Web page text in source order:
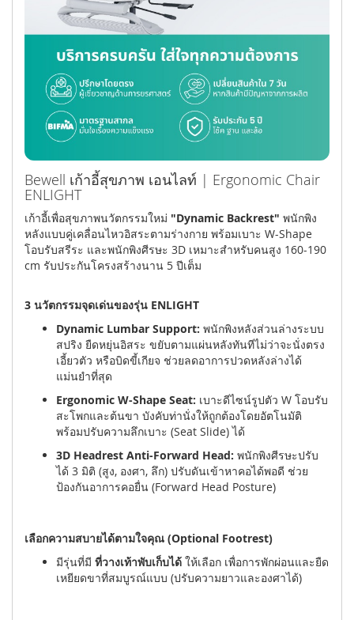
Bewell เก้าอี้สุขภาพ เอนไลท์ | Ergonomic Chair
ENLIGHT
เก้าอี้เพื่อสุขภาพนวัตกรรมใหม่ "Dynamic Backrest" พนักพิง
หลังแบบคู่เคลื่อนไหวอิสระตามร่างกาย พร้อมเบาะ W-Shape
โอบรับสรีระ และพนักพิงศีรษะ 3D เหมาะสำหรับคนสูง 160-190
cm รับประกันโครงสร้างนาน 5 ปีเต็ม
3 นวัตกรรมจุดเด่นของรุ่น ENLIGHT
Dynamic Lumbar Support: พนักพิงหลังส่วนล่างระบบ
สปริง ยืดหยุ่นอิสระ ขยับตามแผ่นหลังทันทีไม่ว่าจะนั่งตรง
เอี้ยวตัว หรือบิดขี้เกียจ ช่วยลดอาการปวดหลังล่างได้
แม่นยำที่สุด
Ergonomic W-Shape Seat: เบาะดีไซน์รูปตัว W โอบรับ
สะโพกและต้นขา บังคับท่านั่งให้ถูกต้องโดยอัตโนมัติ
พร้อมปรับความลึกเบาะ (Seat Slide) ได้
3D Headrest Anti-Forward Head: พนักพิงศีรษะปรับ
ได้ 3 มิติ (สูง, องศา, ลึก) ปรับดันเข้าหาคอได้พอดี ช่วย
ป้องกันอาการคอยื่น (Forward Head Posture)
เลือกความสบายได้ตามใจคุณ (Optional Footrest)
มีรุ่นที่มี ที่วางเท้าพับเก็บได้ ให้เลือก เพื่อการพักผ่อนและยืด
เหยียดขาที่สมบูรณ์แบบ (ปรับความยาวและองศาได้)